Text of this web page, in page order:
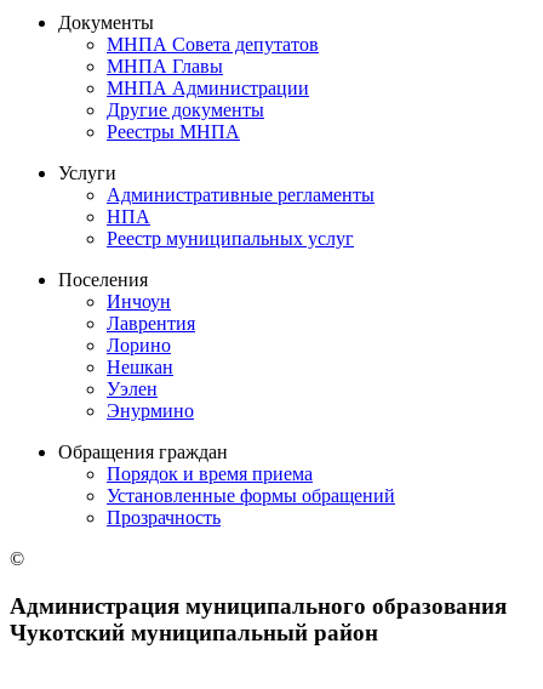
Документы
МНПА Совета депутатов
МНПА Главы
МНПА Администрации
Другие документы
Реестры МНПА
Услуги
Административные регламенты
НПА
Реестр муниципальных услуг
Поселения
Инчоун
Лаврентия
Лорино
Нешкан
Уэлен
Энурмино
Обращения граждан
Порядок и время приема
Установленные формы обращений
Прозрачность
©
Администрация муниципального образования
Чукотский муниципальный район